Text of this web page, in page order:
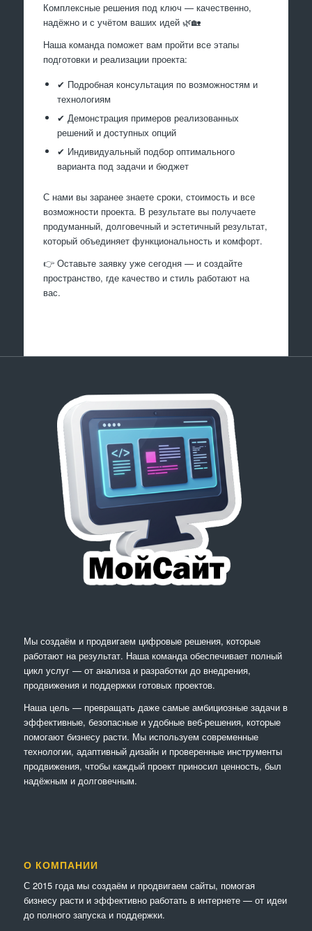
Комплексные решения под ключ — качественно,
надёжно и с учётом ваших идей 🌿🏡
Наша команда поможет вам пройти все этапы
подготовки и реализации проекта:
✔ Подробная консультация по возможностям и
технологиям
✔ Демонстрация примеров реализованных
решений и доступных опций
✔ Индивидуальный подбор оптимального
варианта под задачи и бюджет
С нами вы заранее знаете сроки, стоимость и все
возможности проекта. В результате вы получаете
продуманный, долговечный и эстетичный результат,
который объединяет функциональность и комфорт.
👉 Оставьте заявку уже сегодня — и создайте
пространство, где качество и стиль работают на
вас.
Мы создаём и продвигаем цифровые решения, которые
работают на результат. Наша команда обеспечивает полный
цикл услуг — от анализа и разработки до внедрения,
продвижения и поддержки готовых проектов.
Наша цель — превращать даже самые амбициозные задачи в
эффективные, безопасные и удобные веб-решения, которые
помогают бизнесу расти. Мы используем современные
технологии, адаптивный дизайн и проверенные инструменты
продвижения, чтобы каждый проект приносил ценность, был
надёжным и долговечным.
О КОМПАНИИ
С 2015 года мы создаём и продвигаем сайты, помогая
бизнесу расти и эффективно работать в интернете — от идеи
до полного запуска и поддержки.